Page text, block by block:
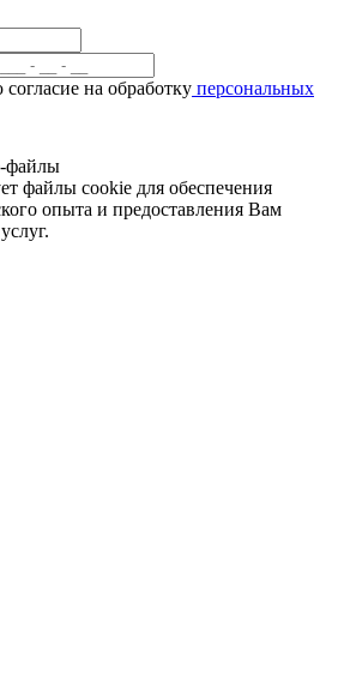
на обработку персональных
файлы
файлы cookie для обеспечения
опыта и предоставления Вам